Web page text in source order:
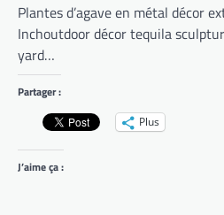
Plantes d’agave en métal décor
Inchoutdoor décor tequila
yard…
Partager :
Plus
J’aime ça :